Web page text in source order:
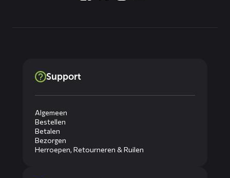
Support
Algemeen
Bestellen
Betalen
Bezorgen
Herroepen, Retourneren & Ruilen